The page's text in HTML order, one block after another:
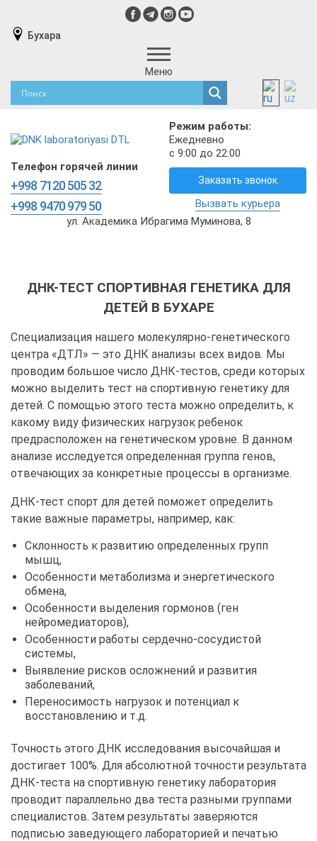
Бухара
Меню
Режим работы:
Ежедневно
с 9:00 до 22:00
Телефон горячей линии
+998 7120 505 32
+998 9470 979 50
Заказать звонок
Вызвать курьера
ул. Академика Ибрагима Муминова, 8
ДНК-ТЕСТ СПОРТИВНАЯ ГЕНЕТИКА ДЛЯ
ДЕТЕЙ В БУХАРЕ
Специализация нашего молекулярно-генетического
центра «ДТЛ» — это ДНК анализы всех видов. Мы
проводим большое число ДНК-тестов, среди которых
можно выделить тест на спортивную генетику для
детей. С помощью этого теста можно определить, к
какому виду физических нагрузок ребенок
предрасположен на генетическом уровне. В данном
анализе исследуется определенная группа генов,
отвечающих за конкретные процессы в организме.
ДНК-тест спорт для детей поможет определить
такие важные параметры, например, как:
Склонность к развитию определенных групп
мышц,
Особенности метаболизма и энергетического
обмена,
Особенности выделения гормонов (ген
нейромедиаторов),
Особенности работы сердечно-сосудистой
системы,
Выявление рисков осложнений и развития
заболеваний,
Переносимость нагрузок и потенциал к
восстановлению и т.д.
Точность этого ДНК исследования высочайшая и
достигает 100%. Для абсолютной точности результата
ДНК-теста на спортивную генетику лаборатория
проводит параллельно два теста разными группами
специалистов. Затем результаты заверяются
подписью заведующего лабораторией и печатью